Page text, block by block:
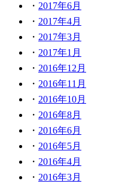
2017年6月
2017年4月
2017年3月
2017年1月
2016年12月
2016年11月
2016年10月
2016年8月
2016年6月
2016年5月
2016年4月
2016年3月